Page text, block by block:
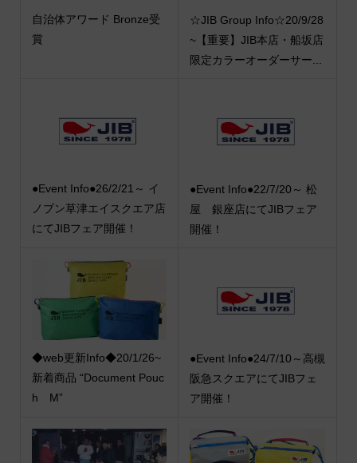
自治体アワード Bronze受
賞
☆JIB Group Info☆20/9/28
~【重要】JIB本店・船坂店
限定カラーオーダーサー...
●Event Info●26/2/21～ イ
ノブン草津エイスクエア店
にてJIBフェア開催！
●Event Info●22/7/20～ 松
屋 銀座店にてJIBフェア
開催！
◆web更新Info◆20/1/26~
新着商品 “Document Pouc
h M”
●Event Info●24/7/10～高槻
阪急スクエアにてJIBフェ
ア開催！